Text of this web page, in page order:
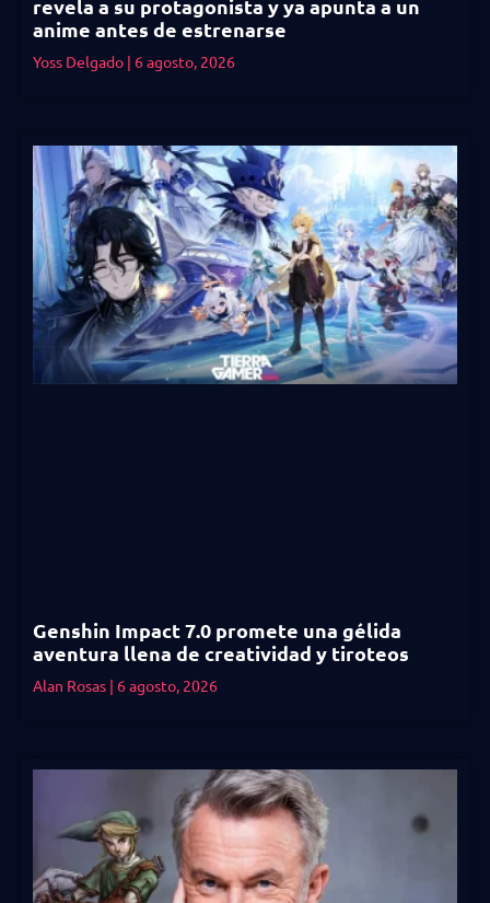
revela a su protagonista y ya apunta a un
anime antes de estrenarse
Yoss Delgado 6 agosto, 2026
Genshin Impact 7.0 promete una gélida
aventura llena de creatividad y tiroteos
Alan Rosas 6 agosto, 2026